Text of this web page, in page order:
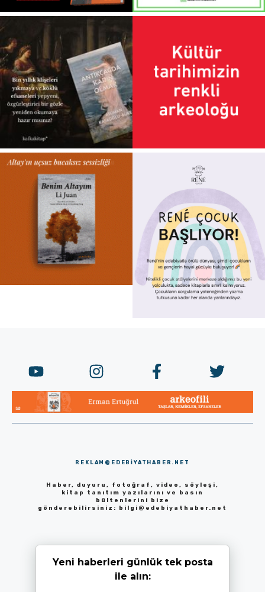
REKLAM@EDEBIYATHABER.NET
Haber, duyuru, fotoğraf, video, söyleşi,
kitap tanıtım yazılarını ve basın
bültenlerini bize
gönderebilirsiniz: bilgi@edebiyathaber.net
Yeni haberleri günlük tek posta
ile alın: